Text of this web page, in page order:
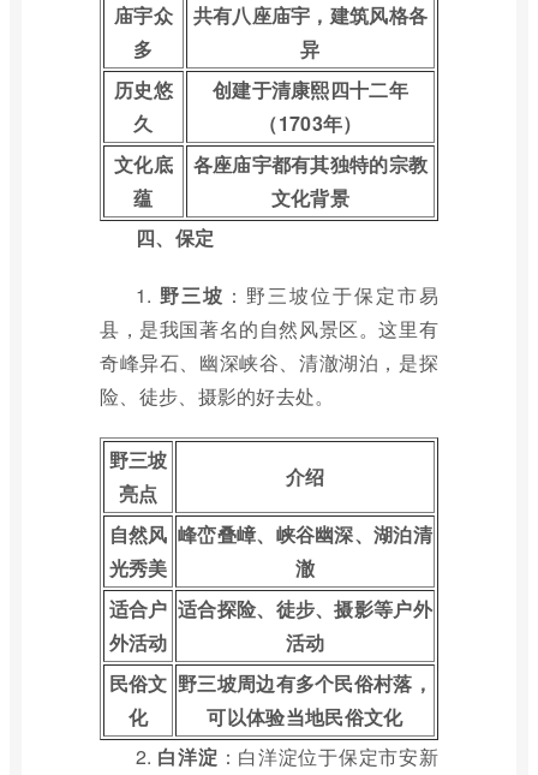
庙宇众
多
共有八座庙宇，建筑风格各
异
历史悠
久
创建于清康熙四十二年
（1703年）
文化底
蕴
各座庙宇都有其独特的宗教
文化背景
四、保定
1. 野三坡 ：野三坡位于保定市易
县，是我国著名的自然风景区。这里有
奇峰异石、幽深峡谷、清澈湖泊，是探
险、徒步、摄影的好去处。
野三坡
亮点
介绍
自然风
光秀美
峰峦叠嶂、峡谷幽深、湖泊清
澈
适合户
外活动
适合探险、徒步、摄影等户外
活动
民俗文
化
野三坡周边有多个民俗村落，
可以体验当地民俗文化
2. 白洋淀 ：白洋淀位于保定市安新